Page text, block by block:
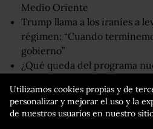
Medio Oriente
Trump llama a los iraníes a
régimen: “Cuando
gobierno”
¿Qué queda del programa
Utilizamos cookies propias y de
personalizar y mejorar el uso y la
de nuestros usuarios en nuestro